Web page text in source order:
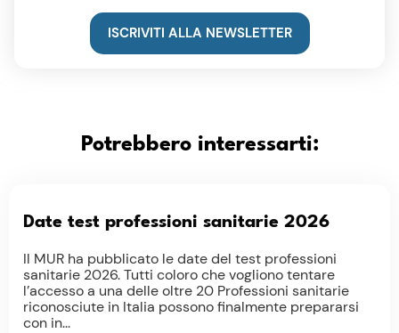
ISCRIVITI ALLA NEWSLETTER
Potrebbero interessarti:
Date test professioni sanitarie 2026
Il MUR ha pubblicato le date del test professioni
sanitarie 2026. Tutti coloro che vogliono tentare
l’accesso a una delle oltre 20 Professioni sanitarie
riconosciute in Italia possono finalmente prepararsi
con in...